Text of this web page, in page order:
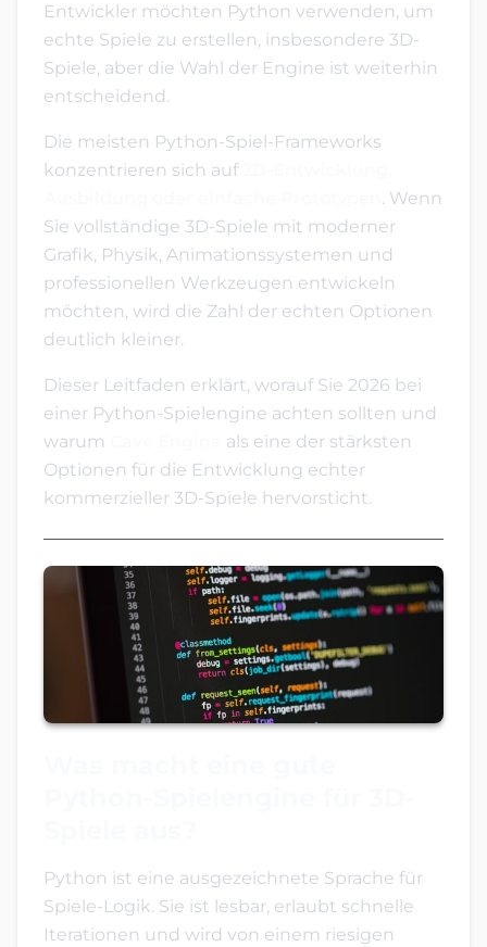
Entwickler möchten Python verwenden, um
echte Spiele zu erstellen, insbesondere 3D-
Spiele, aber die Wahl der Engine ist weiterhin
entscheidend.
Die meisten Python-Spiel-Frameworks
konzentrieren sich auf
. Wenn
Sie vollständige 3D-Spiele mit moderner
Grafik, Physik, Animationssystemen und
professionellen Werkzeugen entwickeln
möchten, wird die Zahl der echten Optionen
deutlich kleiner.
Dieser Leitfaden erklärt, worauf Sie 2026 bei
einer Python-Spielengine achten sollten und
warum
als eine der stärksten
Optionen für die Entwicklung echter
kommerzieller 3D-Spiele hervorsticht.
Python ist eine ausgezeichnete Sprache für
Spiele-Logik. Sie ist lesbar, erlaubt schnelle
Iterationen und wird von einem riesigen